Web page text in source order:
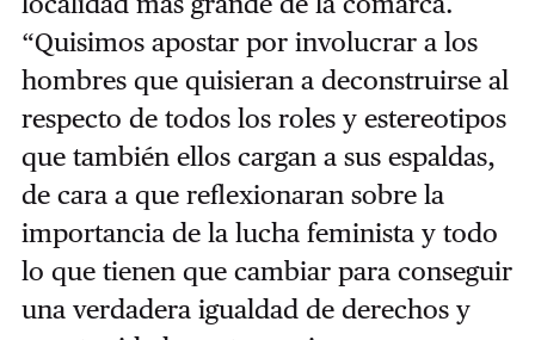
“Quisimos apostar por involucrar a los
hombres que quisieran a deconstruirse al
respecto de todos los roles y estereotipos
que también ellos cargan a sus espaldas,
de cara a que reflexionaran sobre la
importancia de la lucha feminista y todo
lo que tienen que cambiar para conseguir
una verdadera igualdad de derechos y